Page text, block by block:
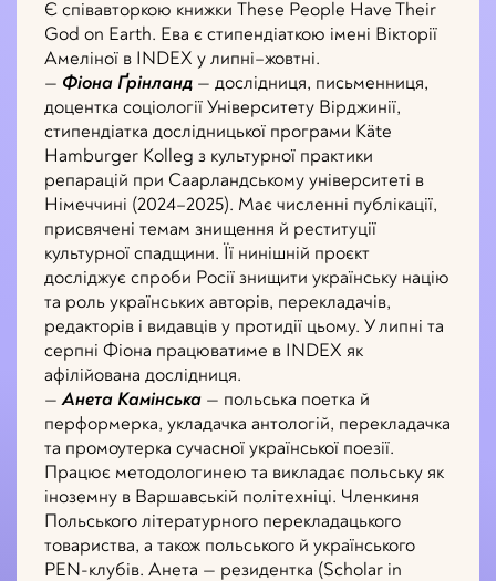
Є співавторкою книжки These People Have Their
God on Earth. Ева є стипендіаткою імені Вікторії
Амеліної в INDEX у липні–жовтні.
— Фіона Ґрінланд — дослідниця, письменниця,
доцентка соціології Університету Вірджинії,
стипендіатка дослідницької програми Käte
Hamburger Kolleg з культурної практики
репарацій при Саарландському університеті в
Німеччині (2024–2025). Має численні публікації,
присвячені темам знищення й реституції
культурної спадщини. Її нинішній проєкт
досліджує спроби Росії знищити українську націю
та роль українських авторів, перекладачів,
редакторів і видавців у протидії цьому. У липні та
серпні Фіона працюватиме в INDEX як
афілійована дослідниця.
— Анета Камінська — польська поетка й
перформерка, укладачка антологій, перекладачка
та промоутерка сучасної української поезії.
Працює методологинею та викладає польську як
іноземну в Варшавській політехніці. Членкиня
Польського літературного перекладацького
товариства, а також польського й українського
PEN-клубів. Анета — резидентка (Scholar in